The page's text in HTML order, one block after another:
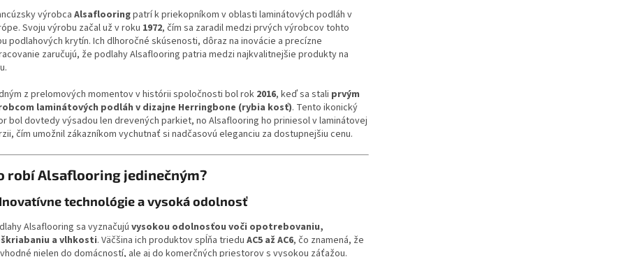
výrobcaAlsaflooringpatrí k priekopníkom v oblasti laminátových podláh v
Svoju výrobu začal už v roku 1972, čím sa zaradil medzi prvých výrobcov tohto
podlahových krytín. Ich dlhoročné skúsenosti, dôraz na inovácie a precízne
zaručujú, že podlahy Alsaflooring patria medzi najkvalitnejšie produkty na
z prelomových momentov v histórii spoločnosti bol rok 2016, keď sa stali prvým
laminátových podláh v dizajne Herringbone (rybia kosť). Tento ikonický
bol dovtedy výsadou len drevených parkiet, no Alsaflooring ho priniesol v laminátovej
čím umožnil zákazníkom vychutnať si nadčasovú eleganciu za dostupnejšiu cenu.
robí Alsaflooring jedinečným?
Inovatívne technológie a vysoká odolnosť
Alsaflooring sa vyznačujú vysokou odolnosťou voči opotrebovaniu,
a vlhkosti. Väčšina ich produktov spĺňa triedu AC5 až AC6, čo znamená, že
nielen do domácností, ale aj do komerčných priestorov s vysokou záťažou.